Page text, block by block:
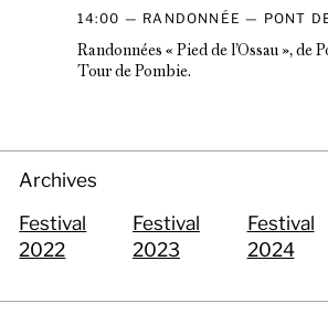
14:00 RANDONNÉE PONT
Randonnées « Pied de l’Ossau », de
Tour de Pombie.
Archives
Festival
2022
Festival
2023
Festival
2024